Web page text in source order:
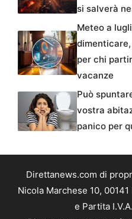
si salverà
Meteo a
per chi
vacanze
Può
vostra
panico per
Direttanews.com di
Nicola Marchese 10,
e Partita